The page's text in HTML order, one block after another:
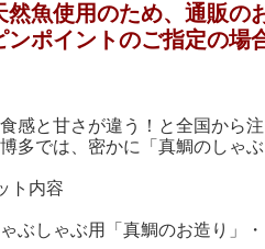
魚使用のため、通販の
ポイントのご指定の場
感と甘さが違う！と全国から
多では、密かに「真鯛のしゃ
ト内容
ぶしゃぶ用「真鯛のお造り」・